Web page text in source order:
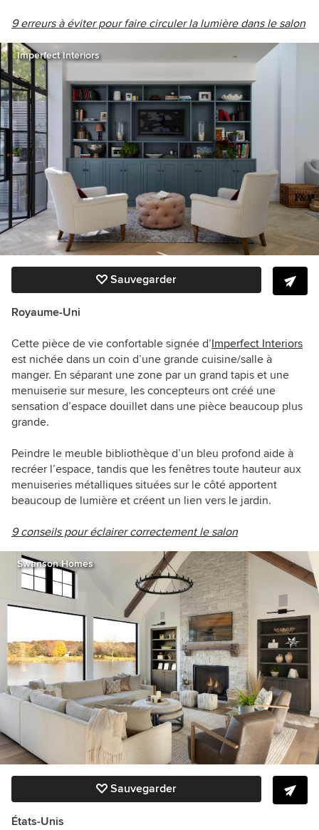
9 erreurs à éviter pour faire circuler la lumière dans le salon
Imperfect Interiors
Sauvegarder
Royaume-Uni
Cette pièce de vie confortable signée d’Imperfect Interiors
est nichée dans un coin d’une grande cuisine/salle à
manger. En séparant une zone par un grand tapis et une
menuiserie sur mesure, les concepteurs ont créé une
sensation d’espace douillet dans une pièce beaucoup plus
grande.
Peindre le meuble bibliothèque d’un bleu profond aide à
recréer l’espace, tandis que les fenêtres toute hauteur aux
menuiseries métalliques situées sur le côté apportent
beaucoup de lumière et créent un lien vers le jardin.
9 conseils pour éclairer correctement le salon
Swanson Homes
Sauvegarder
États-Unis